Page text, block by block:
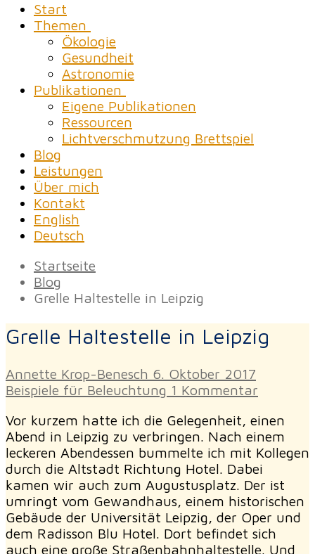
Start
Themen
Ökologie
Gesundheit
Astronomie
Publikationen
Eigene Publikationen
Ressourcen
Lichtverschmutzung Brettspiel
Blog
Leistungen
Über mich
Kontakt
English
Deutsch
Startseite
Blog
Grelle Haltestelle in Leipzig
Grelle Haltestelle in Leipzig
Annette Krop-Benesch 6. Oktober 2017
Beispiele für Beleuchtung 1 Kommentar
Vor kurzem hatte ich die Gelegenheit, einen
Abend in Leipzig zu verbringen. Nach einem
leckeren Abendessen bummelte ich mit Kollegen
durch die Altstadt Richtung Hotel. Dabei
kamen wir auch zum Augustusplatz. Der ist
umringt vom Gewandhaus, einem historischen
Gebäude der Universität Leipzig, der Oper und
dem Radisson Blu Hotel. Dort befindet sich
auch eine große Straßenbahnhaltestelle. Und